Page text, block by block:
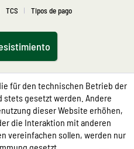
TCS Tipos de pago
für den technischen Betrieb der
gesetzt werden. Andere
dieser Website erhöhen,
die Interaktion mit anderen
vereinfachen sollen, werden nur